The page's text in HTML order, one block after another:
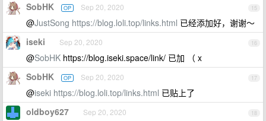
15
SobHK OP Sep 20, 2020
@JustSong https://blog.loli.top/links.html 已经添加好，谢谢～
16
iseki Sep 20, 2020
@SobHK https://blog.iseki.space/link/ 已加 （ x
17
SobHK OP Sep 20, 2020
@iseki https://blog.loli.top/links.html 已贴上了
18
oldboy627 Sep 20, 2020